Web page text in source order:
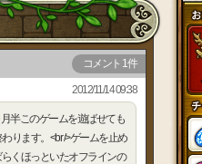
コメント 1件
2012/11/14 09:38
月半このゲームを遊ばせても
ります。<br />ゲームを止め
くほっといたオフラインの